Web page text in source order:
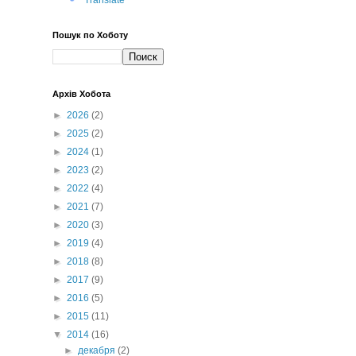
Пошук по Хоботу
Архів Хобота
► 2026 (2)
► 2025 (2)
► 2024 (1)
► 2023 (2)
► 2022 (4)
► 2021 (7)
► 2020 (3)
► 2019 (4)
► 2018 (8)
► 2017 (9)
► 2016 (5)
► 2015 (11)
▼ 2014 (16)
►декабря(2)